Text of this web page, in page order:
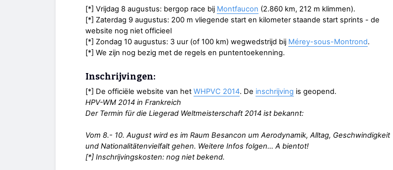
[*] Vrijdag 8 augustus: bergop race bij Montfaucon (2.860 km, 212 m klimmen).
[*] Zaterdag 9 augustus: 200 m vliegende start en kilometer staande start sprints - de
website nog niet officieel
[*] Zondag 10 augustus: 3 uur (of 100 km) wegwedstrijd bij Mérey-sous-Montrond.
[*] We zijn nog bezig met de regels en puntentoekenning.
Inschrijvingen:
[*] De officiële website van het WHPVC 2014. De inschrijving is geopend.
HPV-WM 2014 in Frankreich
Der Termin für die Liegerad Weltmeisterschaft 2014 ist bekannt:
Vom 8.- 10. August wird es im Raum Besancon um Aerodynamik, Alltag, Geschwindigkeit
und Nationalitätenvielfalt gehen. Weitere Infos folgen... A bientot!
[*] Inschrijvingskosten: nog niet bekend.